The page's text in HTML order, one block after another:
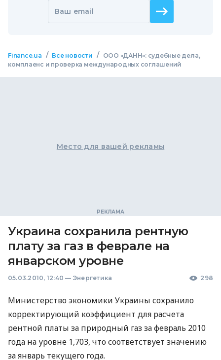
Ваш email
Finance.ua / Все новости /
ООО «ДАНН»: судебные дела,
комплаенс и проверка международных соглашений
Место для вашей рекламы
Украина сохранила рентную
плату за газ в феврале на
январском уровне
05.03.2010, 12:40 — Энергетика 298
Министерство экономики Украины сохранило
корректирующий коэффициент для расчета
рентной платы за природный газ за февраль 2010
года на уровне 1,703, что соответствует значению
за январь текущего года.